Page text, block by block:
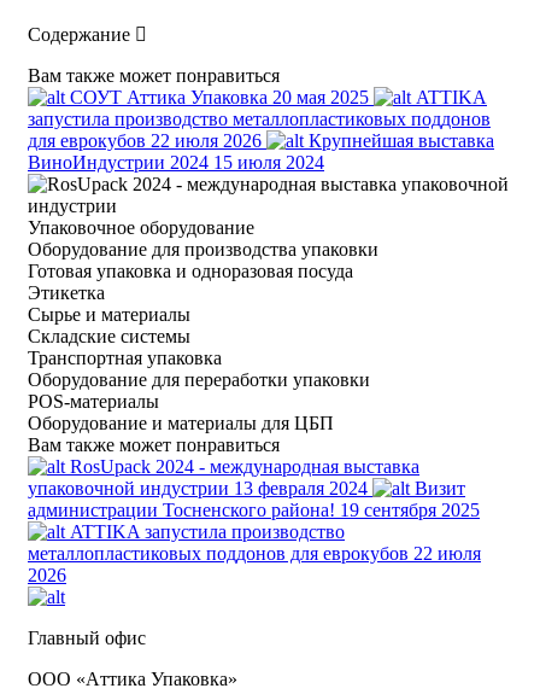
Содержание
Вам также может понравиться
СОУТ Аттика Упаковка 20 мая 2025
ATTIKA
запустила производство металлопластиковых поддонов
для еврокубов 22 июля 2026
Крупнейшая выставка
ВиноИндустрии 2024 15 июля 2024
Упаковочное оборудование
Оборудование для производства упаковки
Готовая упаковка и одноразовая посуда
Этикетка
Сырье и материалы
Складские системы
Транспортная упаковка
Оборудование для переработки упаковки
POS-материалы
Оборудование и материалы для ЦБП
Вам также может понравиться
RosUpack 2024 - международная выставка
упаковочной индустрии 13 февраля 2024
Визит
администрации Тосненского района! 19 сентября 2025
ATTIKA запустила производство
металлопластиковых поддонов для еврокубов 22 июля
2026
Главный офис
ООО «Aттика Упаковка»